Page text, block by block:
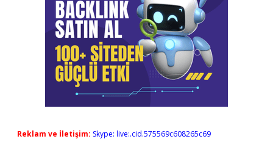
Reklam ve İletişim: Skype: live:.cid.575569c608265c69